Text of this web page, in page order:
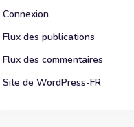
Connexion
Flux des publications
Flux des commentaires
Site de WordPress-FR